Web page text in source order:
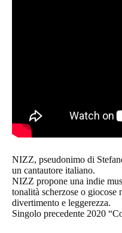
NIZZ, pseudonimo di
un cantautore italiano.
NIZZ propone una indie
tonalità scherzose o giocose
divertimento e leggerezza.
Singolo precedente 2020